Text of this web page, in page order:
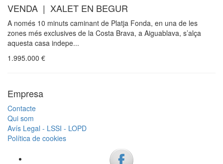
VENDA | XALET EN BEGUR
A només 10 minuts caminant de Platja Fonda, en una de les
zones més exclusives de la Costa Brava, a Aiguablava, s’alça
aquesta casa indepe...
1.995.000 €
Empresa
Contacte
Qui som
Avís Legal - LSSI - LOPD
Política de cookies